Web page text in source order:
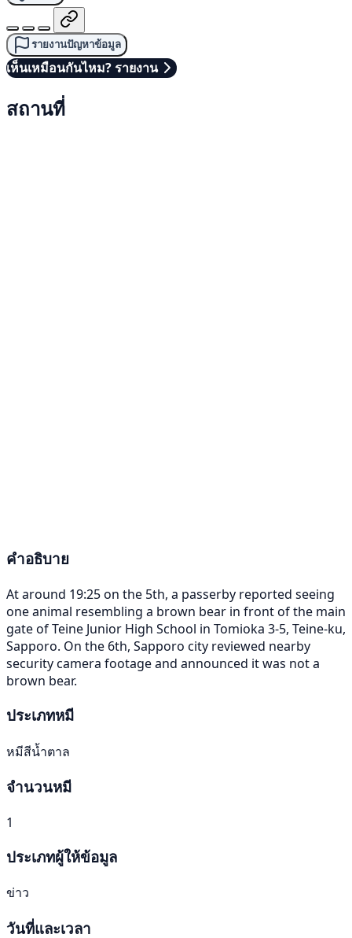
รายงานปัญหาข้อมูล
เห็นเหมือนกันไหม? รายงาน
สถานที่
คำอธิบาย
At around 19:25 on the 5th, a passerby reported seeing
one animal resembling a brown bear in front of the main
gate of Teine Junior High School in Tomioka 3-5, Teine-ku,
Sapporo. On the 6th, Sapporo city reviewed nearby
security camera footage and announced it was not a
brown bear.
ประเภทหมี
หมีสีน้ำตาล
จำนวนหมี
1
ประเภทผู้ให้ข้อมูล
ข่าว
วันที่และเวลา